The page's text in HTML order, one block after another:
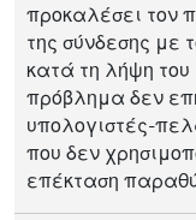
προκαλέσει τον
της σύνδεσης με
κατά τη λήψη του
πρόβλημα δεν
υπολογιστές-
που δεν
επέκταση